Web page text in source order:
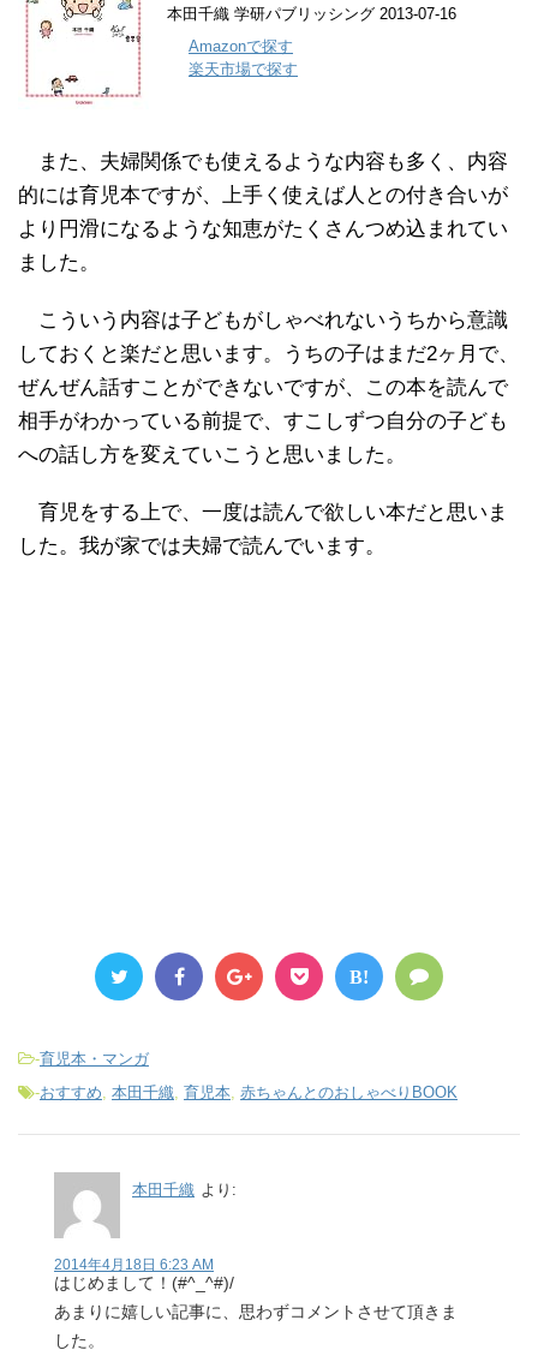
本田千織 学研パブリッシング 2013-07-16
Amazonで探す
楽天市場で探す
また、夫婦関係でも使えるような内容も多く、内容
的には育児本ですが、上手く使えば人との付き合いが
より円滑になるような知恵がたくさんつめ込まれてい
ました。
こういう内容は子どもがしゃべれないうちから意識
しておくと楽だと思います。うちの子はまだ2ヶ月で、
ぜんぜん話すことができないですが、この本を読んで
相手がわかっている前提で、すこしずつ自分の子ども
への話し方を変えていこうと思いました。
育児をする上で、一度は読んで欲しい本だと思いま
した。我が家では夫婦で読んでいます。
B!
-育児本・マンガ
-おすすめ 本田千織 育児本 赤ちゃんとのおしゃべりBOOK
本田千織 より:
2014年4月18日 6:23 AM
はじめまして！(#^_^#)/
あまりに嬉しい記事に、思わずコメントさせて頂きま
した。